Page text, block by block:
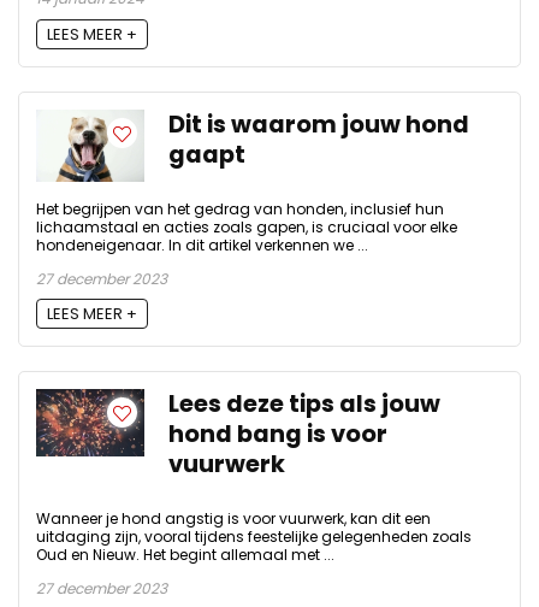
LEES MEER +
Dit is waarom jouw hond
gaapt
Het begrijpen van het gedrag van honden, inclusief hun
lichaamstaal en acties zoals gapen, is cruciaal voor elke
hondeneigenaar. In dit artikel verkennen we ...
27 december 2023
LEES MEER +
Lees deze tips als jouw
hond bang is voor
vuurwerk
Wanneer je hond angstig is voor vuurwerk, kan dit een
uitdaging zijn, vooral tijdens feestelijke gelegenheden zoals
Oud en Nieuw. Het begint allemaal met ...
27 december 2023